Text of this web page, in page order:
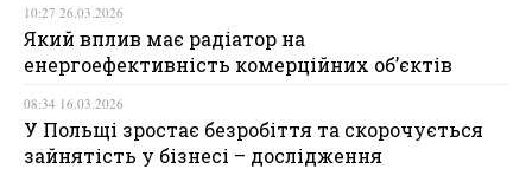
10:27 26.03.2026
Який вплив має радіатор на
енергоефективність комерційних об’єктів
08:34 16.03.2026
У Польщі зростає безробіття та скорочується
зайнятість у бізнесі – дослідження